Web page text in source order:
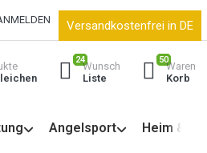
Versandkostenfrei in DE
24
Wunsch
Liste
50
Waren
Korb
Angelsport Heim &